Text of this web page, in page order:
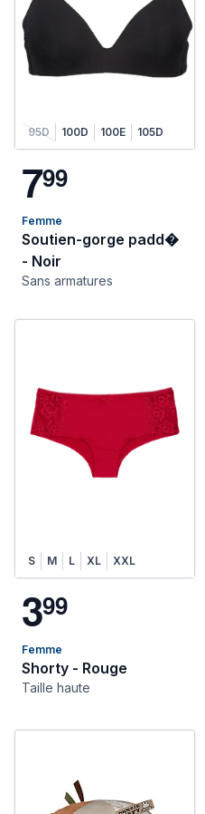
95D 100D 100E 105D
799
Femme
Soutien-gorge padd�
- Noir
Sans armatures
S M L XL XXL
399
Femme
Shorty - Rouge
Taille haute